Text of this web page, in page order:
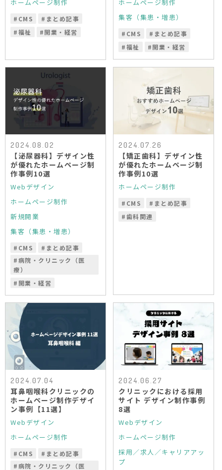
ホームページ制作
# CMS # まとめ記事
#福祉 #開業・経営
ホームページ制作
集客（集患・増患）
# CMS # まとめ記事
#福祉 #開業・経営
2024.08.02
【泌尿器科】デザイン性
が優れたホームページ制
作事例10選
Webデザイン
ホームページ制作
新規開業
集客（集患・増患）
# CMS # まとめ記事
#病院・クリニック（医
療）
# 開業・経営
2024.07.26
【矯正歯科】デザイン性
が優れたホームページ制
作事例10選
ホームページ制作
# CMS # まとめ記事
#歯科関連
2024.07.04
耳鼻咽喉科クリニックの
ホームページ制作デザイ
ン事例【11選】
Webデザイン
ホームページ制作
# CMS # まとめ記事
#病院・クリニック（医
2024.06.27
クリニックにおける採用
サイト デザイン制作事例
8選
Webデザイン
ホームページ制作
採用／求人／キャリアアッ
プ